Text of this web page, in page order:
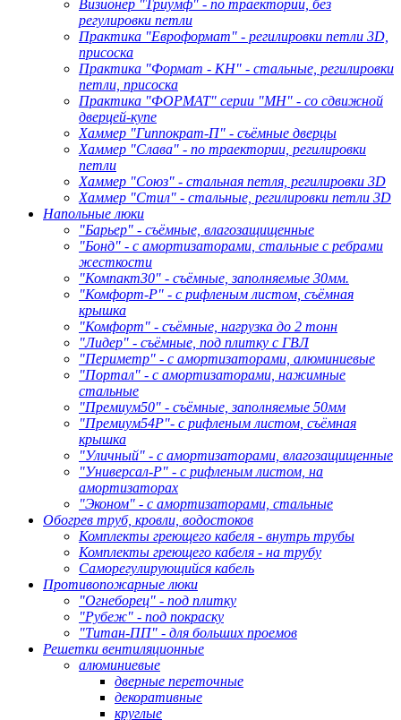
Визионер "Триумф" - по траектории, без
регулировки петли
Практика "Евроформат" - регилировки петли 3D,
присоска
Практика "Формат - КН" - стальные, регилировки
петли, присоска
Практика "ФОРМАТ" серии "МН" - со сдвижной
дверцей-купе
Хаммер "Гиппократ-П" - съёмные дверцы
Хаммер "Слава" - по траектории, регилировки
петли
Хаммер "Союз" - стальная петля, регилировки 3D
Хаммер "Стил" - стальные, регилировки петли 3D
Напольные люки
"Барьер" - съёмные, влагозащищенные
"Бонд" - с амортизаторами, стальные с ребрами
жесткости
"Компакт30" - съёмные, заполняемые 30мм.
"Комфорт-Р" - с рифленым листом, съёмная
крышка
"Комфорт" - съёмные, нагрузка до 2 тонн
"Лидер" - съёмные, под плитку с ГВЛ
"Периметр" - с амортизаторами, алюминиевые
"Портал" - с амортизаторами, нажимные
стальные
"Премиум50" - съёмные, заполняемые 50мм
"Премиум54Р"- с рифленым листом, съёмная
крышка
"Уличный" - с амортизаторами, влагозащищенные
"Универсал-Р" - с рифленым листом, на
амортизаторах
"Эконом" - с амортизаторами, стальные
Обогрев труб, кровли, водостоков
Комплекты греющего кабеля - внутрь трубы
Комплекты греющего кабеля - на трубу
Саморегулирующийся кабель
Противопожарные люки
"Огнеборец" - под плитку
"Рубеж" - под покраску
"Титан-ПП" - для больших проемов
Решетки вентиляционные
алюминиевые
дверные переточные
декоративные
круглые